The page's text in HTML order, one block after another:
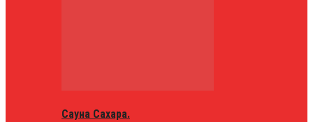
Сауна Сахара.